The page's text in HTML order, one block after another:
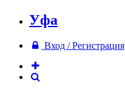
Уфа
Вход / Регистрация